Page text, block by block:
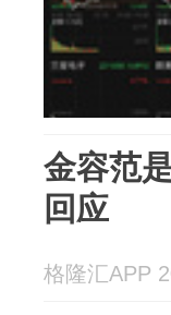
金容范
回应
格隆汇APP